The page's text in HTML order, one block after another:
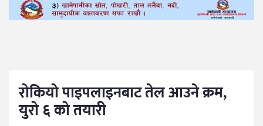
रोकियो पाइपलाइनबाट तेल आउने क्रम,
युरो ६ को तयारी